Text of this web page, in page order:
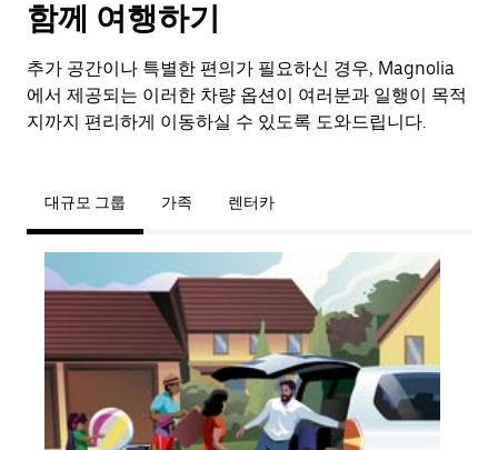
함께 여행하기
추가 공간이나 특별한 편의가 필요하신 경우, Magnolia
에서 제공되는 이러한 차량 옵션이 여러분과 일행이 목적
지까지 편리하게 이동하실 수 있도록 도와드립니다.
대규모 그룹 가족 렌터카